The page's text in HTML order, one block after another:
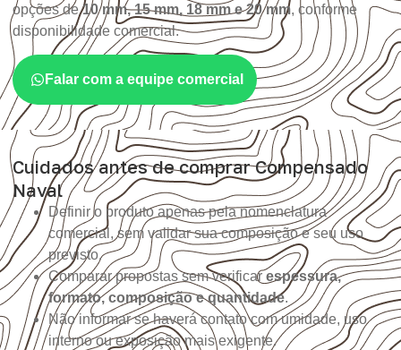
opções de10 mm, 15 mm, 18 mm e 20 mm, conforme
disponibilidade comercial.
Falar com a equipe comercial
Cuidados antes de comprar Compensado
Naval
Definir o produto apenas pela nomenclatura
comercial, sem validar sua composição e seu uso
previsto.
Comparar propostas sem verificarespessura,
formato, composição e quantidade.
Não informar se haverá contato com umidade, uso
interno ou exposição mais exigente.